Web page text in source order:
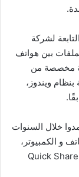
كشف تقرير تقني حديث أن خدمة Quick Share التابعة لشركة
بين هواتف
مخصصة من
ويندوز،
خلال السنوات
و الكمبيوتر،
مثل التخزين الشبكي أو تطبيقات المزامنة، إلا أن Quick Share